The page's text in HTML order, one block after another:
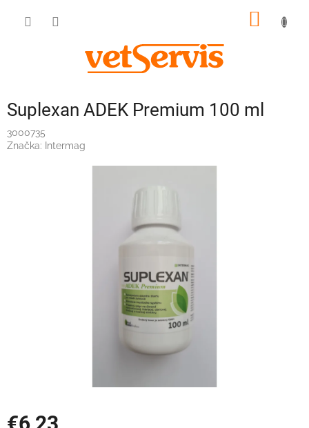
Suplexan ADEK Premium 100 ml
3000735
Značka: Intermag